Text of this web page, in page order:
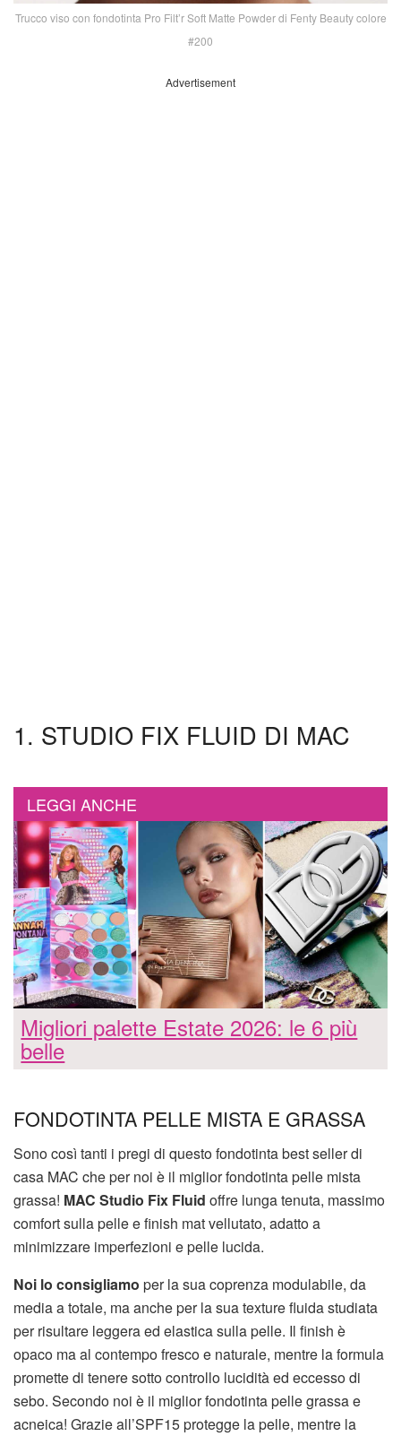
Trucco viso con fondotinta Pro Filt’r Soft Matte Powder di Fenty Beauty colore
#200
Advertisement
1. STUDIO FIX FLUID DI MAC
LEGGI ANCHE
Migliori palette Estate 2026: le 6 più
belle
FONDOTINTA PELLE MISTA E GRASSA
Sono così tanti i pregi di questo fondotinta best seller di
casa MAC che per noi è il miglior fondotinta pelle mista
grassa! MAC Studio Fix Fluid offre lunga tenuta, massimo
comfort sulla pelle e finish mat vellutato, adatto a
minimizzare imperfezioni e pelle lucida.
Noi lo consigliamo per la sua coprenza modulabile, da
media a totale, ma anche per la sua texture fluida studiata
per risultare leggera ed elastica sulla pelle. Il finish è
opaco ma al contempo fresco e naturale, mentre la formula
promette di tenere sotto controllo lucidità ed eccesso di
sebo. Secondo noi è il miglior fondotinta pelle grassa e
acneica! Grazie all’SPF15 protegge la pelle, mentre la